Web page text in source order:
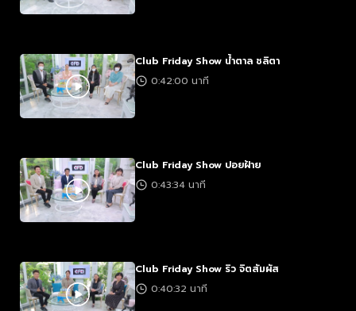
Club Friday Show น้ำตาล ชลิตา
0:42:00 นาที
Club Friday Show ปอยฝ้าย
0:43:34 นาที
Club Friday Show ริว จิตสัมผัส
0:40:32 นาที